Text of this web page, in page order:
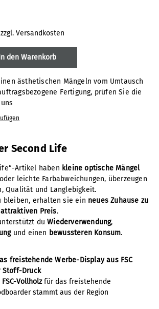
Versandkosten
ästhetischen Mängeln vom Umtausch
Fertigung, prüfen Sie die
Gib den gewünschten
den Warenkorb
Second Life
Artikel haben kleine optische Mängel
leichte Farbabweichungen, überzeugen
Qualität und Langlebigkeit.
bleiben, erhalten sie ein neues Zuhause zu
Preis.
duWiederverwendung,
und einen bewussteren Konsum.
freistehende Werbe-Display aus FSC
Stoff-Druck
Vollholzfür das freistehende
stammt aus der Region